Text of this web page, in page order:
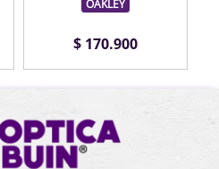
OAKLEY
$ 170.900